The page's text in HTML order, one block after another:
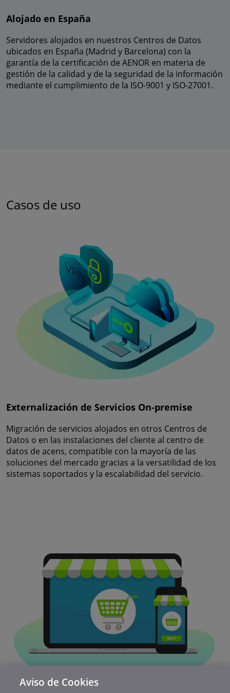
Alojado en España
Servidores alojados en nuestros Centros de Datos
ubicados en España (Madrid y Barcelona) con la
garantía de la certificación de AENOR en materia de
gestión de la calidad y de la seguridad de la información
mediante el cumplimiento de la ISO-9001 y ISO-27001.
Casos de uso
Externalización de Servicios On-premise
Migración de servicios alojados en otros Centros de
Datos o en las instalaciones del cliente al centro de
datos de acens, compatible con la mayoría de las
soluciones del mercado gracias a la versatilidad de los
sistemas soportados y la escalabilidad del servicio.
Aviso de Cookies